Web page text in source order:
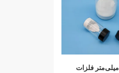
300-250 میلی‌متر فلزات